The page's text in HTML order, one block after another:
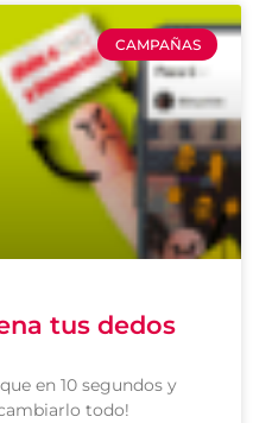
CAMPAÑAS
tus dedos
en 10 segundos y
todo!